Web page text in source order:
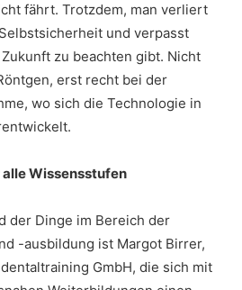
fährt. Trotzdem, man verliert
und verpasst
zu beachten gibt. Nicht
erst recht bei der
wo sich die Technologie in
Wissensstufen
der Dinge im Bereich der
-ausbildung ist Margot Birrer,
GmbH, die sich mit